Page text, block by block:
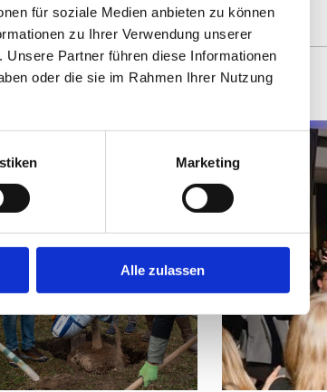
für soziale Medien anbieten zu können
zu Ihrer Verwendung unserer
Partner führen diese Informationen
oder die sie im Rahmen Ihrer Nutzung
Marketing
Alle zulassen